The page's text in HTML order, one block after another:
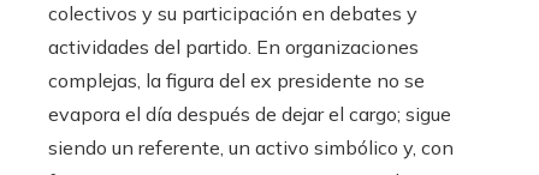
colectivos y su participación en debates y
actividades del partido. En organizaciones
complejas, la figura del ex presidente no se
evapora el día después de dejar el cargo; sigue
siendo un referente, un activo simbólico y, con